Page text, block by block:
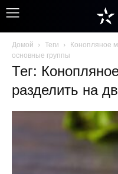
Домой Теги
Конопляное
основные группы
Тег:
разделить на